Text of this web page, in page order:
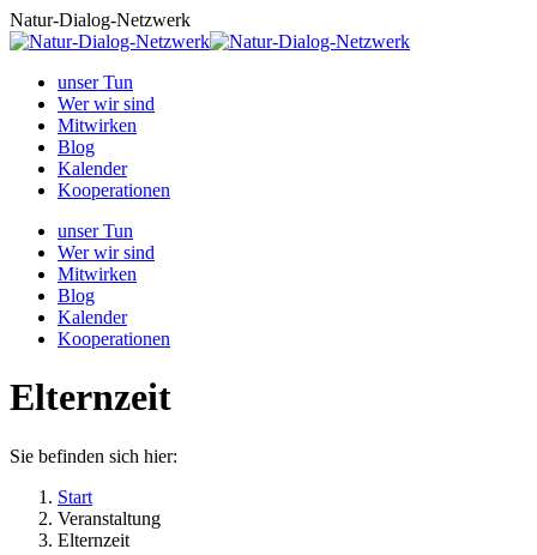
Zum
Inhalt
Natur-Dialog-Netzwerk
unser Tun
Wer wir sind
Mitwirken
Blog
Kalender
Kooperationen
unser Tun
Wer wir sind
Mitwirken
Blog
Kalender
Kooperationen
Elternzeit
Sie befinden sich hier:
Start
Veranstaltung
Elternzeit